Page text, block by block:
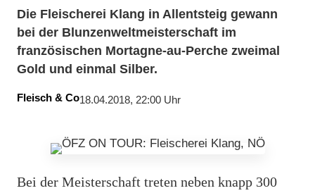
Die Fleischerei Klang in Allentsteig gewann
bei der Blunzenweltmeisterschaft im
französischen Mortagne-au-Perche zweimal
Gold und einmal Silber.
Fleisch & Co18.04.2018, 22:00 Uhr
Bei der Meisterschaft treten neben knapp 300